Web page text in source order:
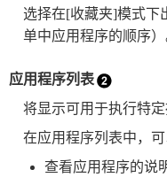
选择在[收藏夹]模式下
单中应用程序的顺序）
应用程序列表
将显示可用于执行特
在应用程序列表中，可
查看应用程序的说